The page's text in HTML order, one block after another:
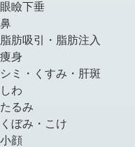
眼瞼下垂
鼻
脂肪吸引・脂肪注入
痩身
シミ・くすみ・肝斑
しわ
たるみ
くぼみ・こけ
小顔